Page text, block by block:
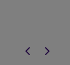
peruano.